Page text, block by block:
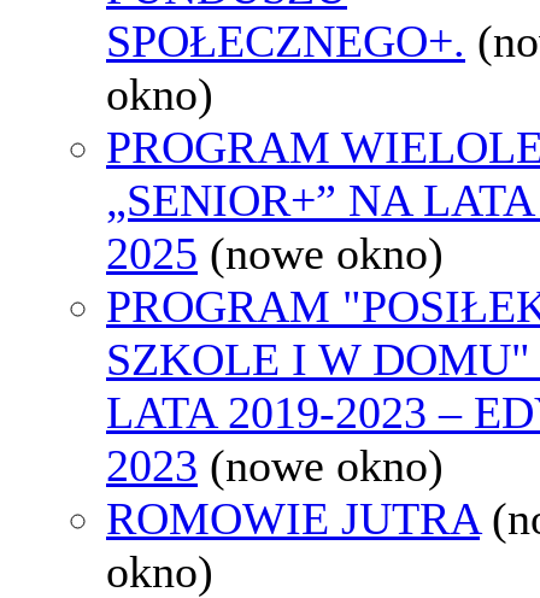
SPOŁECZNEGO+.
okno)
PROGRAM
„SENIOR+” NA
2025 (nowe okno)
PROGRAM
SZKOLE I W
LATA 2019-2023 –
2023 (nowe okno)
ROMOWIE JUTRA
okno)